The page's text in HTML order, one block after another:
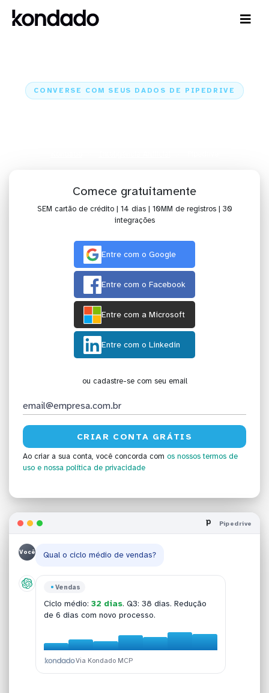
CONVERSE COM SEUS DADOS DE PIPEDRIVE
Comece gratuitamente
SEM cartão de crédito | 14 dias | 10MM de registros | 30
integrações
Entre com o Google
Entre com o Facebook
Entre com a Microsoft
Entre com o Linkedin
ou cadastre-se com seu email
Ao criar a sua conta, você concorda com os nossos termos de
uso e nossa política de privacidade
Pipedrive
Pipedrive
147 deals abertostotalizando R$ 1,2M em
pipeline. 38% em negociação.
Via Kondado MCP
Você Qual o ciclo médio de vendas?
Vendas
Ciclo médio: 32 dias. Q3: 38 dias. Redução
de 6 dias com novo processo.
Via Kondado MCP
Equipe
Top 3 SDRs:SDR-A (R$ 320k), SDR-B (R$
248k), SDR-C (R$ 187k).
Via Kondado MCP
Conversão
Fechados nov:42 deals (R$ 612k). Out: 38
deals (R$ 548k). +11,7%.
Via Kondado MCP